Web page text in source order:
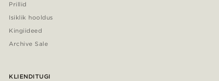
Prillid
Isiklik hooldus
Kingiideed
Archive Sale
KLIENDITUGI